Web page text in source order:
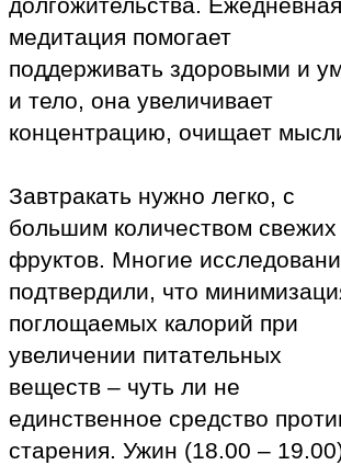
долгожительства. Ежедневная
медитация помогает
поддерживать здоровыми и
и тело, она увеличивает
концентрацию, очищает
Завтракать нужно легко, с
большим количеством свежих
фруктов. Многие
подтвердили, что
поглощаемых калорий при
увеличении питательных
веществ – чуть ли не
единственное средство
старения. Ужин (18.00 –